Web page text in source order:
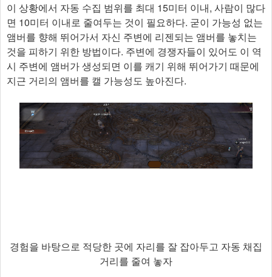
이 상황에서 자동 수집 범위를 최대 15미터 이내, 사람이 많다
면 10미터 이내로 줄여두는 것이 필요하다. 굳이 가능성 없는
앰버를 향해 뛰어가서 자신 주변에 리젠되는 앰버를 놓치는
것을 피하기 위한 방법이다. 주변에 경쟁자들이 있어도 이 역
시 주변에 앰버가 생성되면 이를 캐기 위해 뛰어가기 때문에
지근 거리의 앰버를 캘 가능성도 높아진다.
경험을 바탕으로 적당한 곳에 자리를 잘 잡아두고 자동 채집
거리를 줄여 놓자